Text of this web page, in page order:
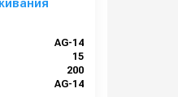
AG-14
15
200
AG-14